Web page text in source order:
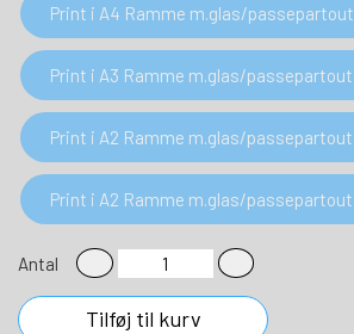
Print i A4 Ramme m.glas/passepartout
Print i A3 Ramme m.glas/passepartout
Print i A2 Ramme m.glas/passepartout
Print i A2 Ramme m.glas/passepartout
Antal
Tilføj til kurv